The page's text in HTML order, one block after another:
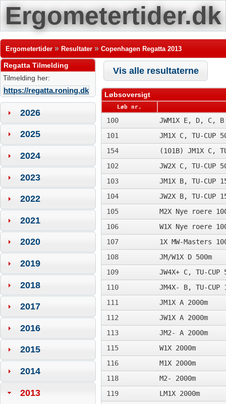
Ergometertider.dk
Ergometertider » Resultater » Copenhagen Regatta 2013
Regatta Tilmelding
Tilmelding her:
https://regatta.roning.dk
2026
2025
2024
2023
2022
2021
2020
2019
2018
2017
2016
2015
2014
2013
Vis alle resultaterne
Løbsoversigt
Løb nr.
100
JWM1X E, D, C,
101
JM1X C, TU-CUP
154
(101B) JM1X C,
102
JW2X C, TU-CUP
103
JM1X B, TU-CUP
104
JW2X B, TU-CUP
105
M2X Nye roere
106
W1X Nye roere
107
1X MW-Masters
108
JM/W1X D 500m­
109
JW4X+ C, TU-CUP
110
JM4X- B, TU-CUP
111
JM1X A 2000m­
112
JW1X A 2000m­
113
JM2- A 2000m
115
W1X 2000m
116
M1X 2000m
118
M2- 2000m
119
LM1X 2000m